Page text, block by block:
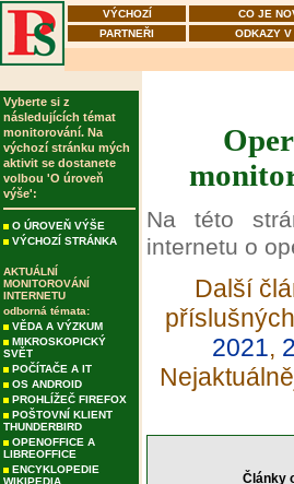
VÝCHOZÍ CO JE
PARTNEŘI
ODKAZY V
Vyberte si z
následujících témat
monitorování. Na
výchozí stránku mých
aktivit se dostanete
volbou 'O úroveň
výše':
O ÚROVEŇ VÝŠE
VÝCHOZÍ STRÁNKA
AKTUÁLNÍ
MONITOROVÁNÍ
INTERNETU
odborná témata:
VĚDA A VÝZKUM
MIKROSKOPICKÝ
SVĚT
POČÍTAČE A IT
OS ANDROID
PROHLÍŽEČ FIREFOX
POŠTOVNÍ KLIENT
THUNDERBIRD
OPENOFFICE A
LIBREOFFICE
ENCYKLOPEDIE
WIKIPEDIA
Na této
internetu o
Další
2021,
Články